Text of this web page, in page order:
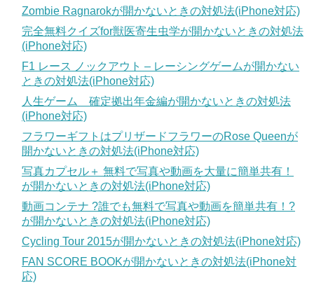
Zombie Ragnarokが開かないときの対処法(iPhone対応)
完全無料クイズfor獣医寄生虫学が開かないときの対処法
(iPhone対応)
F1 レース ノックアウト – レーシングゲームが開かない
ときの対処法(iPhone対応)
人生ゲーム 確定拠出年金編が開かないときの対処法
(iPhone対応)
フラワーギフトはプリザードフラワーのRose Queenが
開かないときの対処法(iPhone対応)
写真カプセル＋ 無料で写真や動画を大量に簡単共有！
が開かないときの対処法(iPhone対応)
動画コンテナ ?誰でも無料で写真や動画を簡単共有！?
が開かないときの対処法(iPhone対応)
Cycling Tour 2015が開かないときの対処法(iPhone対応)
FAN SCORE BOOKが開かないときの対処法(iPhone対
応)